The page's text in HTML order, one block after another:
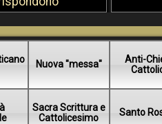
Nuova "messa"
Anti-
Sacra Scrittura e
Cattolicesimo
Santo